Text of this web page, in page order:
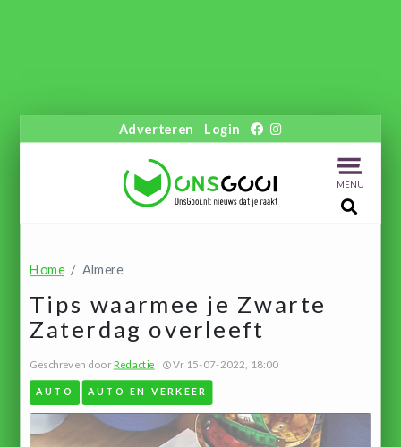
Adverteren Login
MENU
Home Almere
Tips waarmee je Zwarte
Zaterdag overleeft
Geschreven doorRedactie Vr 15-07-2022, 18:00
AUTO AUTO EN VERKEER